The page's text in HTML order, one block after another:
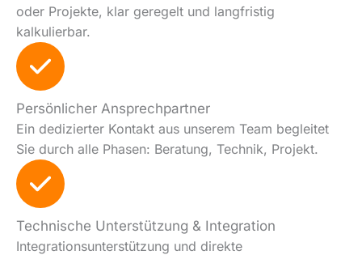
oder Projekte, klar geregelt und langfristig
kalkulierbar.
Persönlicher Ansprechpartner
Ein dedizierter Kontakt aus unserem Team begleitet
Sie durch alle Phasen: Beratung, Technik, Projekt.
Technische Unterstützung & Integration
Integrationsunterstützung und direkte